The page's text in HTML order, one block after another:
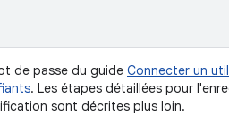
de passe du guide Connecter un
. Les étapes détaillées pour
sont décrites plus loin.